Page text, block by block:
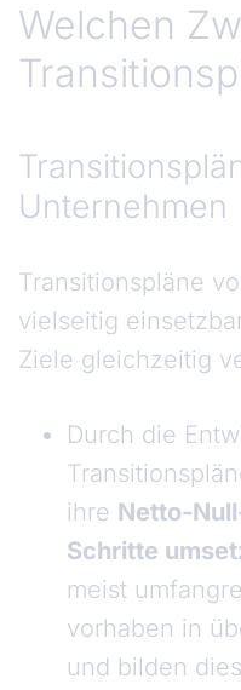
Welchen
Unternehmen
Transitionspläne
vielseitig
Ziele gleichzeitig
Durch die
ihre Netto-
Schritte
meist
vorhaben in
und bilden